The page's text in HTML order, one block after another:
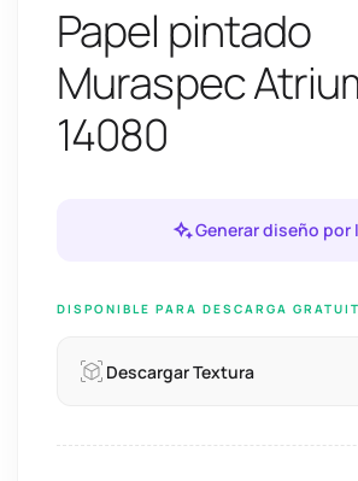
Papel pintado
Muraspec
14080
Generar diseño por
DISPONIBLE PARA DESCARGA
Descargar Textura